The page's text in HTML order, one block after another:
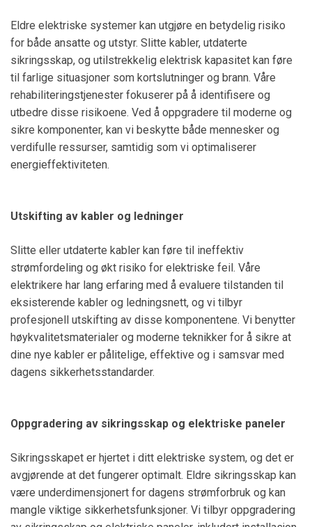
Eldre elektriske systemer kan utgjøre en betydelig risiko
for både ansatte og utstyr. Slitte kabler, utdaterte
sikringsskap, og utilstrekkelig elektrisk kapasitet kan føre
til farlige situasjoner som kortslutninger og brann. Våre
rehabiliteringstjenester fokuserer på å identifisere og
utbedre disse risikoene. Ved å oppgradere til moderne og
sikre komponenter, kan vi beskytte både mennesker og
verdifulle ressurser, samtidig som vi optimaliserer
energieffektiviteten.
Utskifting av kabler og ledninger
Slitte eller utdaterte kabler kan føre til ineffektiv
strømfordeling og økt risiko for elektriske feil. Våre
elektrikere har lang erfaring med å evaluere tilstanden til
eksisterende kabler og ledningsnett, og vi tilbyr
profesjonell utskifting av disse komponentene. Vi benytter
høykvalitetsmaterialer og moderne teknikker for å sikre at
dine nye kabler er pålitelige, effektive og i samsvar med
dagens sikkerhetsstandarder.
Oppgradering av sikringsskap og elektriske paneler
Sikringsskapet er hjertet i ditt elektriske system, og det er
avgjørende at det fungerer optimalt. Eldre sikringsskap kan
være underdimensjonert for dagens strømforbruk og kan
mangle viktige sikkerhetsfunksjoner. Vi tilbyr oppgradering